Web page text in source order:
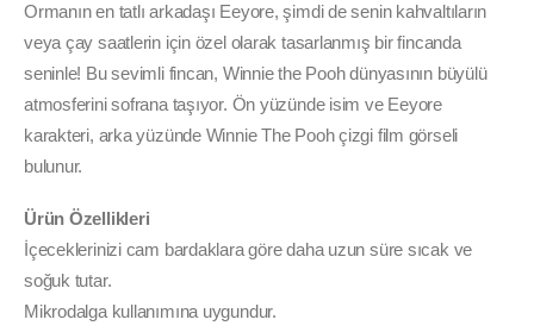
Ormanın en tatlı arkadaşı Eeyore, şimdi de senin kahvaltıların
veya çay saatlerin için özel olarak tasarlanmış bir fincanda
seninle! Bu sevimli fincan, Winnie the Pooh dünyasının büyülü
atmosferini sofrana taşıyor. Ön yüzünde isim ve Eeyore
karakteri, arka yüzünde Winnie The Pooh çizgi film görseli
bulunur.
Ürün Özellikleri
İçeceklerinizi cam bardaklara göre daha uzun süre sıcak ve
soğuk tutar.
Mikrodalga kullanımına uygundur.